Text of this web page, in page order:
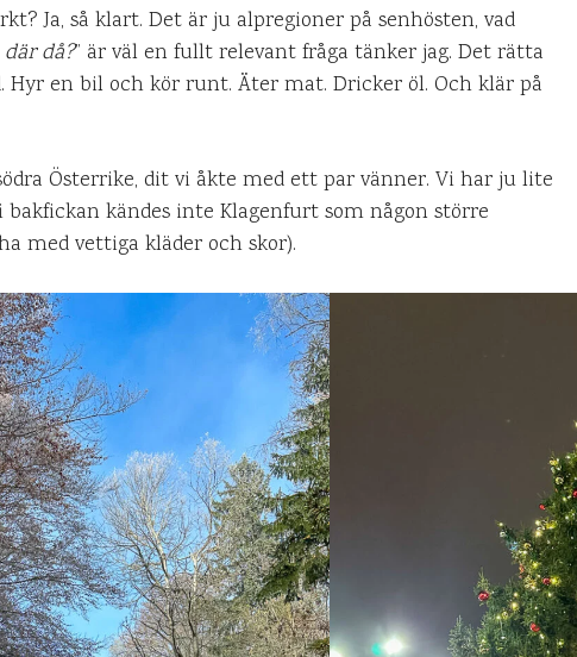
Ja, så klart. Det är ju alpregioner på senhösten, vad
då?” är väl en fullt relevant fråga tänker jag. Det rätta
Hyr en bil och kör runt. Äter mat. Dricker öl. Och klär på
Österrike, dit vi åkte med ett par vänner. Vi har ju lite
kändes inte Klagenfurt som någon större
med vettiga kläder och skor).